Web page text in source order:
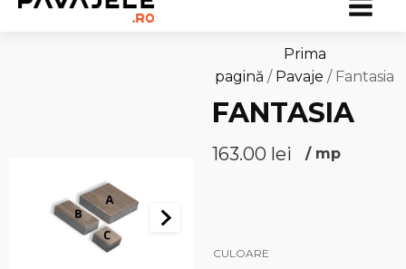
Prima
pagină / Pavaje / Fantasia
FANTASIA
163.00 lei / mp
CULOARE